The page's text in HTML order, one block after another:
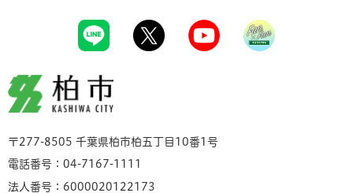
柏市
〒277-8505 千葉県柏市柏五丁目10番1号
電話番号：04-7167-1111
法人番号：6000020122173